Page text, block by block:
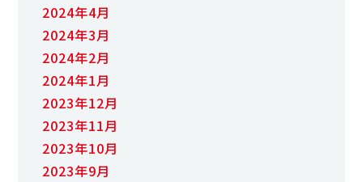
2024年4月
2024年3月
2024年2月
2024年1月
2023年12月
2023年11月
2023年10月
2023年9月